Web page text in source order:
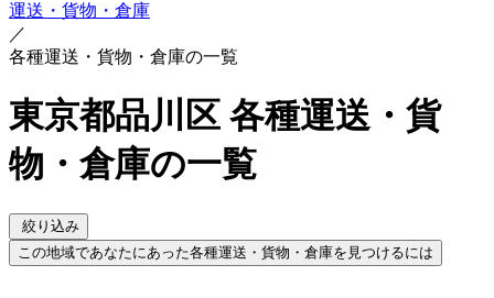
運送・貨物・倉庫
／
各種運送・貨物・倉庫の一覧
東京都品川区 各種運送・貨
物・倉庫の一覧
絞り込み
この地域であなたにあった各種運送・貨物・倉庫を見つけるには